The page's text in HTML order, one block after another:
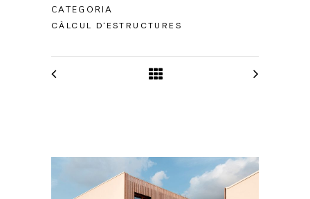
CATEGORIA
CÀLCUL D'ESTRUCTURES